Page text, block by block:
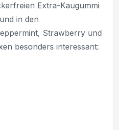
Extra-Kaugummi
in den
Strawberry und
besonders interessant: